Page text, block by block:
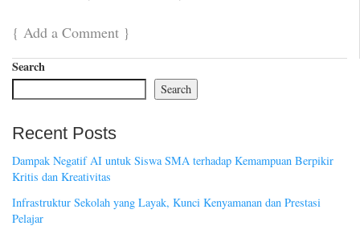
{ Add a Comment }
Search
Search
Recent Posts
Dampak Negatif AI untuk Siswa SMA terhadap Kemampuan Berpikir
Kritis dan Kreativitas
Infrastruktur Sekolah yang Layak, Kunci Kenyamanan dan Prestasi
Pelajar